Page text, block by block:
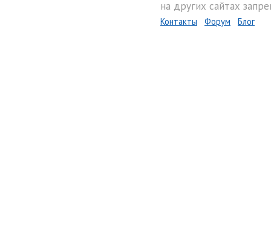
на других сайтах
Контакты Форум Блог